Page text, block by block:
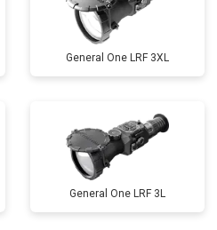
General One LRF 3XL
General One LRF 3L